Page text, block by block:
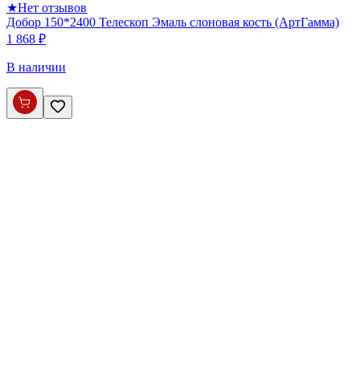
★Нет отзывов
Добор 150*2400 Телескоп Эмаль слоновая кость (АртГамма)
1 868 ₽
В наличии